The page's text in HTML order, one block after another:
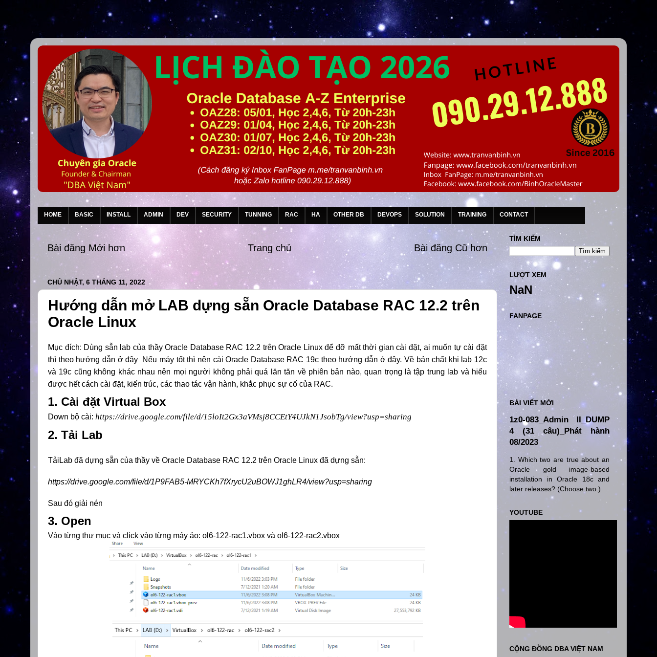
HOME BASIC INSTALL ADMIN DEV SECURITY TUNNING RAC HA OTHER DB DEVOPS SOLUTION TRAINING CONTACT
Bài đăng Mới hơn Bài đăng Cũ hơn
Trang chủ
CHỦ NHẬT, 6 THÁNG 11, 2022
Hướng dẫn mở LAB dựng sẵn Oracle Database RAC 12.2 trên
Oracle Linux
Mục đích: Dùng sẵn lab của thầy Oracle Database RAC 12.2 trên Oracle Linux để đỡ mất thời gian cài đặt, ai muốn tự cài đặt
thì theo hướng dẫn ởđây Nếu máy tốt thì nên càiOracle Database RAC 19c theo hướng dẫn ởđây. Về bản chất khi lab 12c
và 19c cũng không khác nhau nên mọi người không phải quá lăn tăn về phiên bản nào, quan trọng là tập trung lab và hiểu
được hết cách cài đặt, kiến trúc, các thao tác vận hành, khắc phục sự cố của RAC.
1. Cài đặt Virtual Box
Down bộ cài: https://drive.google.com/file/d/15loIt2Gx3aVMsj8CCEtY4UJkN1JsobTg/view?usp=sharing
2. Tải Lab
TảiLab đã dựng sẵn của thầy về Oracle Database RAC 12.2 trên Oracle Linux đã dựng sẵn:
https://drive.google.com/file/d/1P9FAB5-MRYCKh7fXrycU2uBOWJ1ghLR4/view?usp=sharing
Sau đó giải nén
3. Open
Vào từng thư mục và click vào từng máy ảo: ol6-122-rac1.vbox và ol6-122-rac2.vbox
TÌM KIẾM
LƯỢT XEM
NaN
FANPAGE
BÀI VIẾT MỚI
1z0-083_Admin II_DUMP
4 (31 câu)_Phát hành
08/2023
1. Which two are true about an
Oracle gold image-based
installation in Oracle 18c and
later releases? (Choose two.)
YOUTUBE
CỘNG ĐỒNG DBA VIỆT NAM